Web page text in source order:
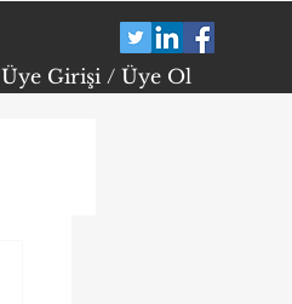
Üye Girişi / Üye Ol